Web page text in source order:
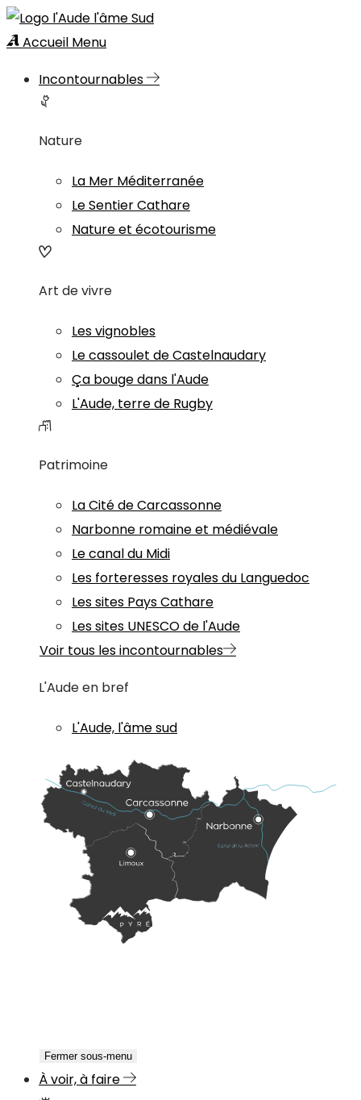
Accueil Menu
Incontournables
Nature
La Mer Méditerranée
Le Sentier Cathare
Nature et écotourisme
Art de vivre
Les vignobles
Le cassoulet de Castelnaudary
Ça bouge dans l'Aude
L'Aude, terre de Rugby
Patrimoine
La Cité de Carcassonne
Narbonne romaine et médiévale
Le canal du Midi
Les forteresses royales du Languedoc
Les sites Pays Cathare
Les sites UNESCO de l'Aude
Voir tous les incontournables
L'Aude en bref
L'Aude, l'âme sud
Fermer sous-menu
À voir, à faire